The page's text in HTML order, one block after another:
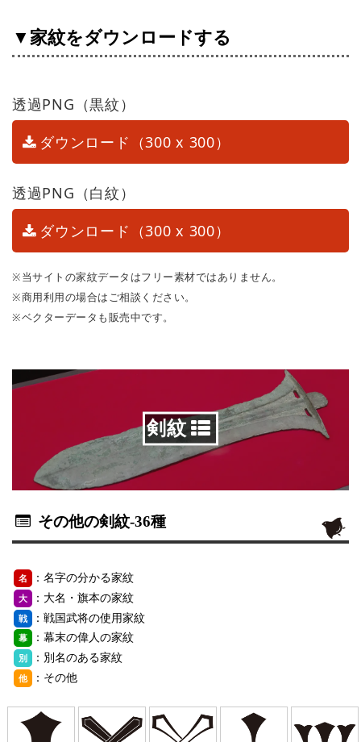
▼家紋をダウンロードする
透過PNG（黒紋）
ダウンロード（300 x 300）
透過PNG（白紋）
ダウンロード（300 x 300）
※当サイトの家紋データはフリー素材ではありません。
※商用利用の場合はご相談ください。
※ベクターデータも販売中です。
剣紋
その他の剣紋-36種
名 ：名字の分かる家紋
大 ：大名・旗本の家紋
戦 ：戦国武将の使用家紋
幕 ：幕末の偉人の家紋
別 ：別名のある家紋
他 ：その他